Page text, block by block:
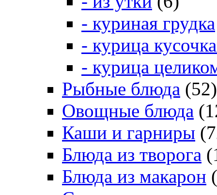
- куриная грудка
- курица
- курица
Рыбные блюда (52)
Овощные блюда
Каши и гарниры
Блюда из творога
Блюда из макарон